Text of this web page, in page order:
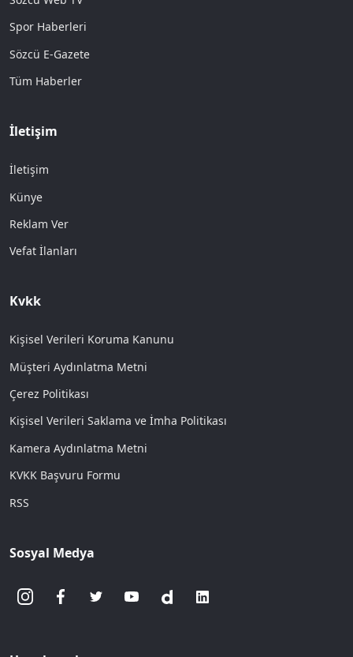
Spor Haberleri
Sözcü E-Gazete
Tüm Haberler
İletişim
İletişim
Künye
Reklam Ver
Vefat İlanları
Kvkk
Kişisel Verileri Koruma Kanunu
Müşteri Aydınlatma Metni
Çerez Politikası
Kişisel Verileri Saklama ve İmha Politikası
Kamera Aydınlatma Metni
KVKK Başvuru Formu
RSS
Sosyal Medya